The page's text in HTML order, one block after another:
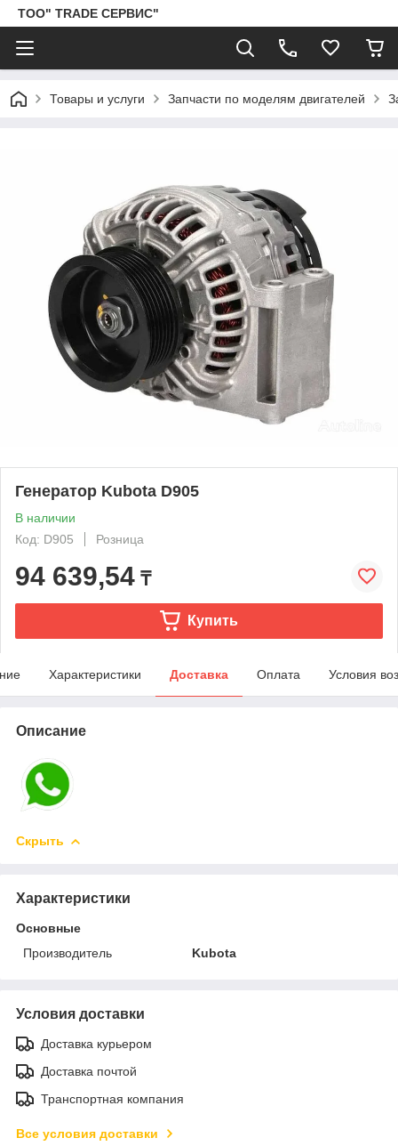
ТОО" TRADE СЕРВИС"
Товары и услуги Запчасти по моделям двигателей
Генератор Kubota D905
В наличии
Код: D905
Розница
94 639,54 ₸
Купить
Характеристики Доставка Оплата Условия
Описание
Скрыть
Характеристики
Основные
Производитель
Kubota
Условия доставки
Доставка курьером
Доставка почтой
Транспортная компания
Все условия доставки